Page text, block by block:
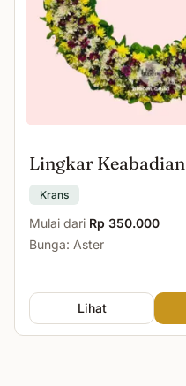
Lingkar Keabadian
Krans
Mulai dari Rp 350.000
Bunga: Aster
Lihat